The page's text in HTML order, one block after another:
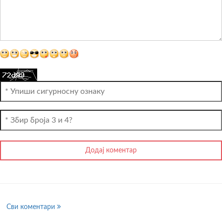
Сви коментари